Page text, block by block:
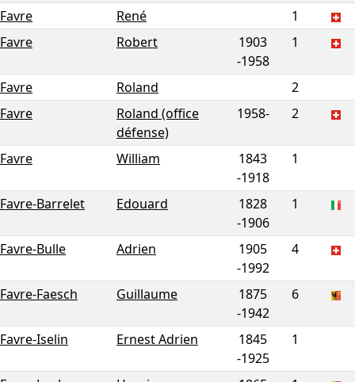
Favre
René
1
Favre
Robert
1903
-1958
1
Favre Roland
2
Favre
Roland (office
défense)
1958- 2
Favre William
1843
-1918
1
Favre-Barrelet Edouard
1828
-1906
1
Favre-Bulle Adrien
1905
-1992
4
Favre-Faesch Guillaume
1875
-1942
6
Favre-Iselin Ernest Adrien
1845
-1925
1